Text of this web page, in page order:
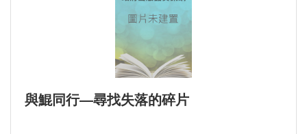
與鯤同行—尋找失落的碎片